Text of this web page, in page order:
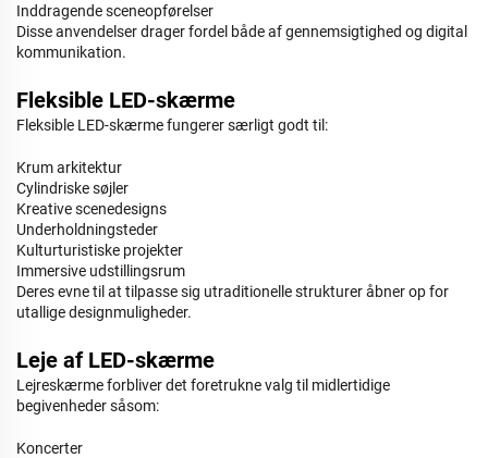
Inddragende sceneopførelser
Disse anvendelser drager fordel både af gennemsigtighed og digital
kommunikation.
Fleksible LED-skærme
Fleksible LED-skærme fungerer særligt godt til:
Krum arkitektur
Cylindriske søjler
Kreative scenedesigns
Underholdningsteder
Kulturturistiske projekter
Immersive udstillingsrum
Deres evne til at tilpasse sig utraditionelle strukturer åbner op for
utallige designmuligheder.
Leje af LED-skærme
Lejreskærme forbliver det foretrukne valg til midlertidige
begivenheder såsom:
Koncerter